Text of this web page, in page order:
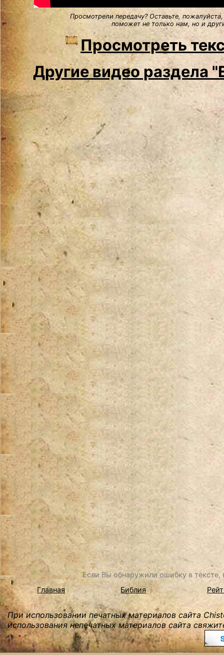
Просмотрели передачу? Оставьте,
поможет не только нам, но и
Просмотреть
Другие видео раздела
Если Вы обнаружили ошибку в
Главная
Библия
При использовании печатных материалов сайта
использования непечатных материалов сайта